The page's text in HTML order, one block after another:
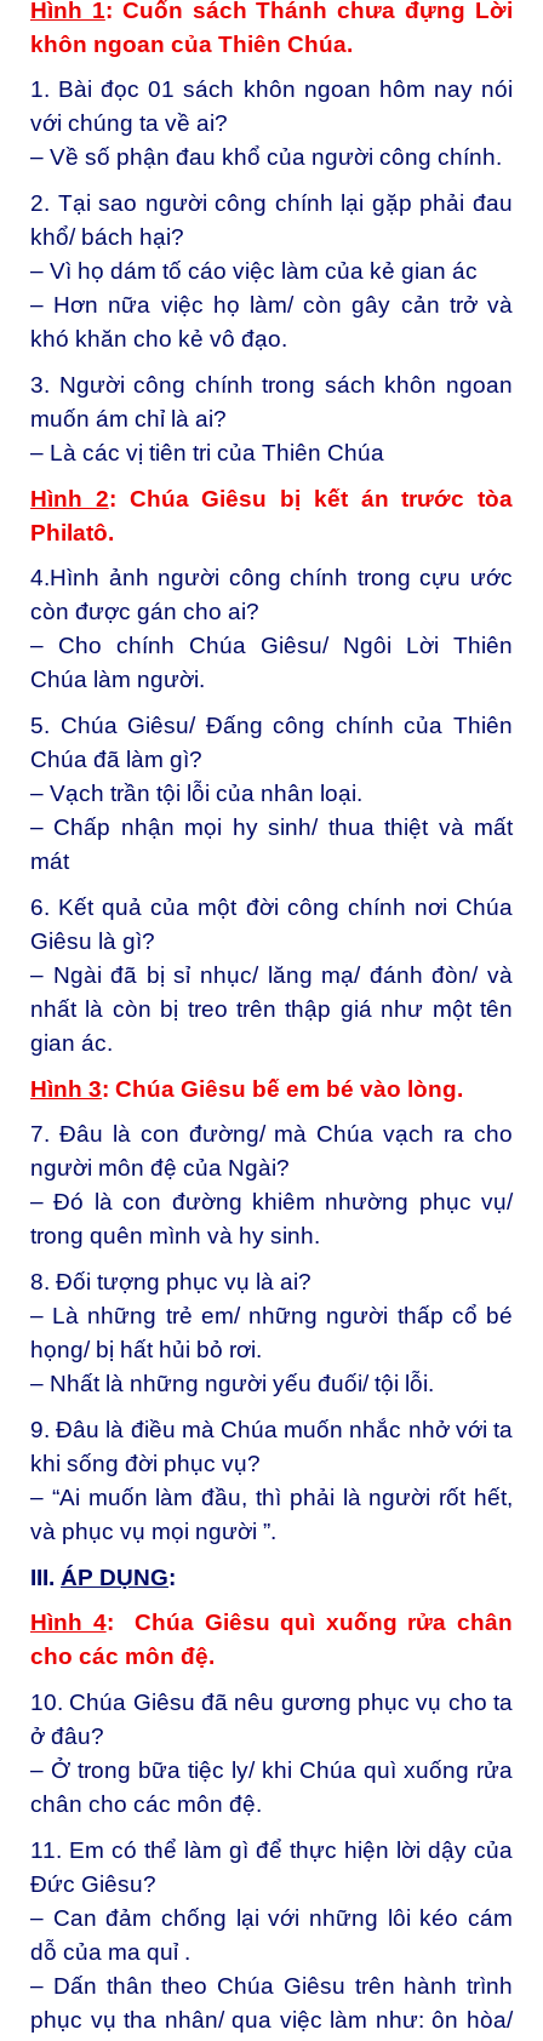
Hình 1: Cuốn sách Thánh chưa đựng Lời
khôn ngoan của Thiên Chúa.
1. Bài đọc 01 sách khôn ngoan hôm nay nói
với chúng ta về ai?
– Về số phận đau khổ của người công chính.
2. Tại sao người công chính lại gặp phải đau
khổ/ bách hại?
– Vì họ dám tố cáo việc làm của kẻ gian ác
– Hơn nữa việc họ làm/ còn gây cản trở và
khó khăn cho kẻ vô đạo.
3. Người công chính trong sách khôn ngoan
muốn ám chỉ là ai?
– Là các vị tiên tri của Thiên Chúa
Hình 2: Chúa Giêsu bị kết án trước tòa
Philatô.
4.Hình ảnh người công chính trong cựu ước
còn được gán cho ai?
– Cho chính Chúa Giêsu/ Ngôi Lời Thiên
Chúa làm người.
5. Chúa Giêsu/ Đấng công chính của Thiên
Chúa đã làm gì?
– Vạch trần tội lỗi của nhân loại.
– Chấp nhận mọi hy sinh/ thua thiệt và mất
mát
6. Kết quả của một đời công chính nơi Chúa
Giêsu là gì?
– Ngài đã bị sỉ nhục/ lăng mạ/ đánh đòn/ và
nhất là còn bị treo trên thập giá như một tên
gian ác.
Hình 3: Chúa Giêsu bế em bé vào lòng.
7. Đâu là con đường/ mà Chúa vạch ra cho
người môn đệ của Ngài?
– Đó là con đường khiêm nhường phục vụ/
trong quên mình và hy sinh.
8. Đối tượng phục vụ là ai?
– Là những trẻ em/ những người thấp cổ bé
họng/ bị hất hủi bỏ rơi.
– Nhất là những người yếu đuối/ tội lỗi.
9. Đâu là điều mà Chúa muốn nhắc nhở với ta
khi sống đời phục vụ?
– “Ai muốn làm đầu, thì phải là người rốt hết,
và phục vụ mọi người ”.
III. ÁP DỤNG:
Hình 4: Chúa Giêsu quì xuống rửa chân
cho các môn đệ.
10. Chúa Giêsu đã nêu gương phục vụ cho ta
ở đâu?
– Ở trong bữa tiệc ly/ khi Chúa quì xuống rửa
chân cho các môn đệ.
11. Em có thể làm gì để thực hiện lời dậy của
Đức Giêsu?
– Can đảm chống lại với những lôi kéo cám
dỗ của ma quỉ .
– Dấn thân theo Chúa Giêsu trên hành trình
phục vụ tha nhân/ qua việc làm như: ôn hòa/